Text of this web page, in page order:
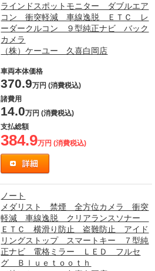
ラインドスポットモニター ダブルエア
コン 衝突軽減 車線逸脱 ＥＴＣ レ
ーダークルコン ９型純正ナビ バック
カメラ
（株）ケーユー 久喜白岡店
車両本体価格
370.9万円 (消費税込)
諸費用
14.0万円 (消費税込)
支払総額
384.9万円 (消費税込)
ノート
メダリスト 禁煙 全方位カメラ 衝突
軽減 車線逸脱 クリアランスソナー
ＥＴＣ 横滑り防止 盗難防止 アイド
リングストップ スマートキー ７型純
正ナビ 電格ミラー ＬＥＤ フルセ
グ Ｂｌｕｅｔｏｏｔｈ